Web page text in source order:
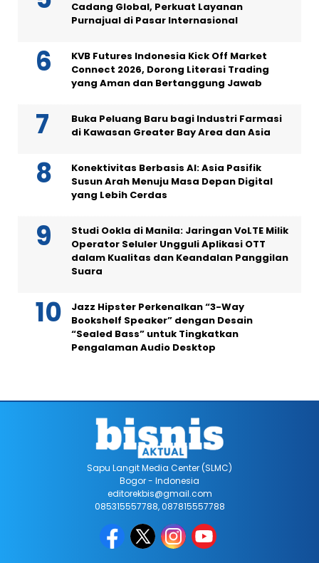
Cadang Global, Perkuat Layanan
Purnajual di Pasar Internasional
KVB Futures Indonesia Kick Off Market
Connect 2026, Dorong Literasi Trading
yang Aman dan Bertanggung Jawab
Buka Peluang Baru bagi Industri Farmasi
di Kawasan Greater Bay Area dan Asia
Konektivitas Berbasis AI: Asia Pasifik
Susun Arah Menuju Masa Depan Digital
yang Lebih Cerdas
Studi Ookla di Manila: Jaringan VoLTE Milik
Operator Seluler Ungguli Aplikasi OTT
dalam Kualitas dan Keandalan Panggilan
Suara
Jazz Hipster Perkenalkan “3-Way
Bookshelf Speaker” dengan Desain
“Sealed Bass” untuk Tingkatkan
Pengalaman Audio Desktop
Sapu Langit Media Center (SLMC)
Bogor - Indonesia
editorekbis@gmail.com
085315557788, 087815557788